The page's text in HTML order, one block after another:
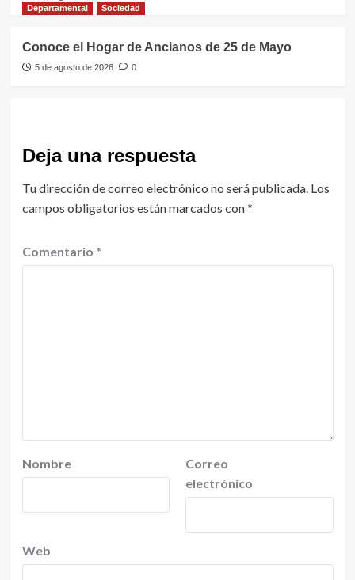
Departamental
Sociedad
Conoce el Hogar de Ancianos de 25 de Mayo
5 de agosto de 2026 0
Deja una respuesta
Tu dirección de correo electrónico no será publicada. Los
campos obligatorios están marcados con*
Comentario *
Nombre
Correo
electrónico
Web